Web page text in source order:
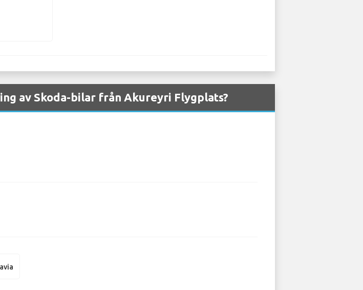
av Skoda-bilar från Akureyri Flygplats?